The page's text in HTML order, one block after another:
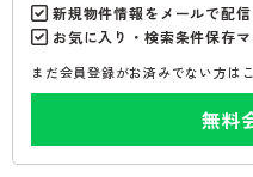
新規物件情報をメールで配信
お気に入り・検索条件保存
まだ会員登録がお済みでない方は
無料